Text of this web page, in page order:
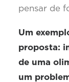
pensar de
Um
proposta:
de uma
um